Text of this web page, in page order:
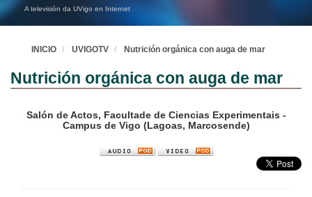
A televisión da UVigo en Internet
INICIO UVIGOTV Nutrición orgánica con auga de mar
Nutrición orgánica con auga de mar
Salón de Actos, Facultade de Ciencias Experimentais -
Campus de Vigo (Lagoas, Marcosende)